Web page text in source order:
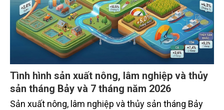
Tình hình sản xuất nông, lâm nghiệp và thủy
sản tháng Bảy và 7 tháng năm 2026
Sản xuất nông, lâm nghiệp và thủy sản tháng Bảy